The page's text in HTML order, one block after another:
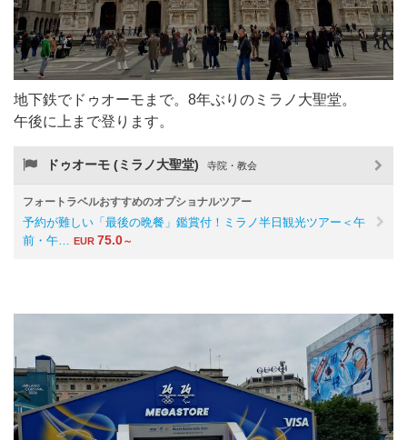
地下鉄でドゥオーモまで。8年ぶりのミラノ大聖堂。
午後に上まで登ります。
ドゥオーモ (ミラノ大聖堂) 寺院・教会
フォートラベルおすすめのオプショナルツアー
予約が難しい「最後の晩餐」鑑賞付！ミラノ半日観光ツアー＜午
前・午… EUR 75.0～